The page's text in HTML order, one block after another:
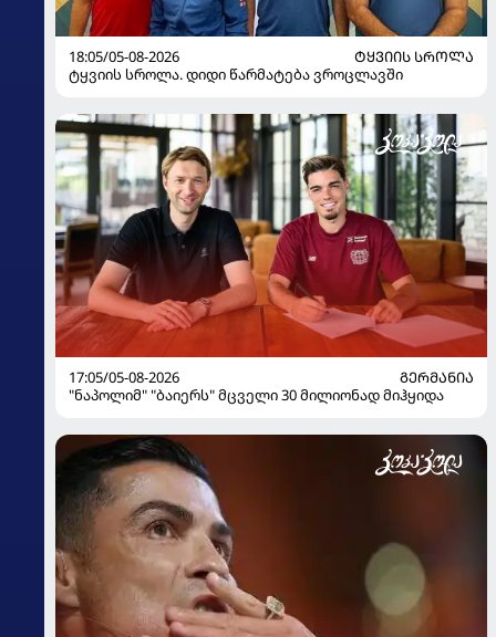
18:05/05-08-2026
ᲢᲧᲕᲘᲘᲡ ᲡᲠᲝᲚᲐ
ტყვიის სროლა. დიდი წარმატება ვროცლავში
17:05/05-08-2026
ᲒᲔᲠᲛᲐᲜᲘᲐ
"ნაპოლიმ" "ბაიერს" მცველი 30 მილიონად მიჰყიდა